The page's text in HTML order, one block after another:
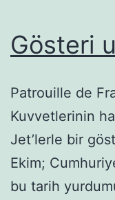
Gösteri
Patrouille de
Kuvvetlerinin
Jet’lerle bir
Ekim;
bu tarih